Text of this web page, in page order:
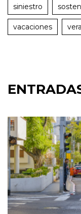
siniestro
vacaciones